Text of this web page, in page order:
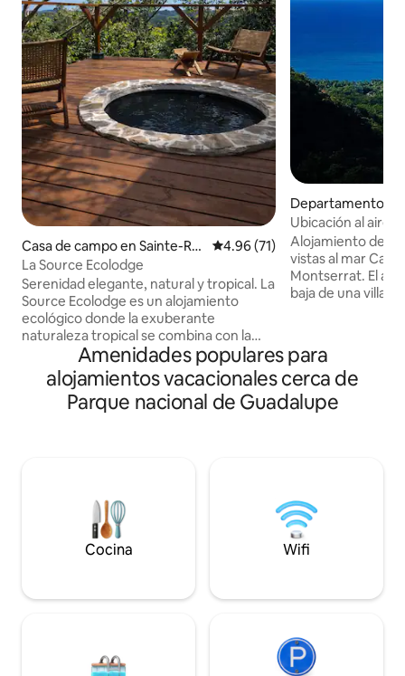
Casa de campo en Sainte-Ro
se
Calificación promedio: 4.96 de
4.96 (71)
La Source Ecolodge
Serenidad elegante, natural y tropical. La
Source Ecolodge es un alojamiento
ecológico donde la exuberante
naturaleza tropical se combina con la
comodidad elegante para ofrecer una
experiencia única. Disfruta de un
elegante espacio de alrededor de 100 m²
con cocina-bar, recámara doble,
envía una guía de bienvenida al realizar la
reservación. Incluye gastos de limpieza.
Departamento en
Ubicación al aire
Alojamiento de
vistas al mar
Montserrat. El
baja de una villa
privado con una
Todas las
con camas
inteligente de
Amenidades populares para
alojamientos vacacionales cerca de
Parque nacional de Guadalupe
Cocina Wifi